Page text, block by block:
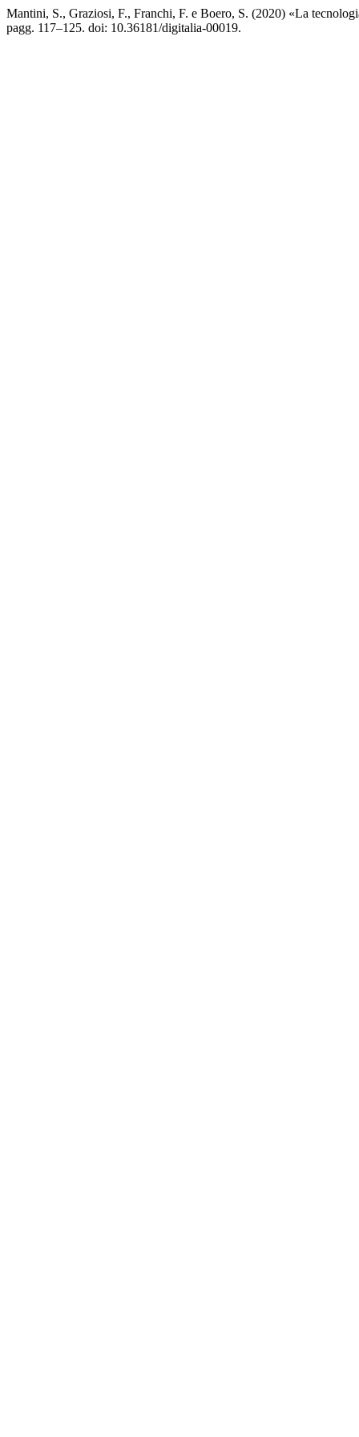
Mantini, S., Graziosi, F., Franchi, F. e Boero, S. (2020) «La
pagg. 117–125. doi: 10.36181/digitalia-00019.